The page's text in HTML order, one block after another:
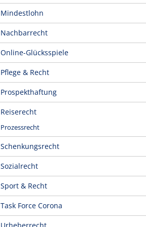
Mindestlohn
Nachbarrecht
Online-Glücksspiele
Pflege & Recht
Prospekthaftung
Reiserecht
Prozessrecht
Schenkungsrecht
Sozialrecht
Sport & Recht
Task Force Corona